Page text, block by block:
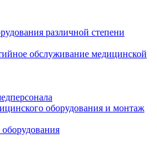
различной степени
обслуживание медицинской
оборудования и монтаж